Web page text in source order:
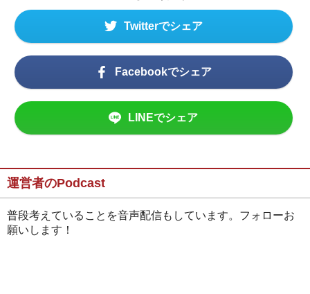
Twitterでシェア
Facebookでシェア
LINEでシェア
運営者のPodcast
普段考えていることを音声配信もしています。フォローお
願いします！